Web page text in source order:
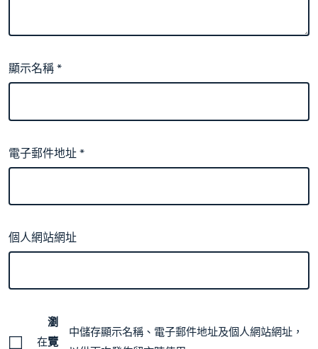
顯示名稱*
電子郵件地址*
個人網站網址
在
瀏
覽
中儲存顯示名稱、電子郵件地址及個人網站網址，